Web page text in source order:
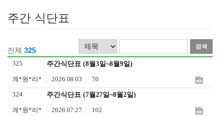
주간 식단표
전체 325
검
색
하
기
색
입
력
325 주간식단표 (8월3일~8월9일)
계*원*리* 2026.08.03 70
324 주간식단표 (7월27일~8월2일)
계*원*리* 2026.07.27 102